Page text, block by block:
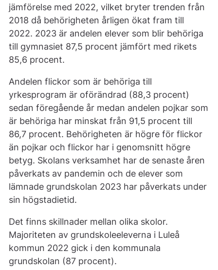
jämförelse med 2022, vilket bryter trenden från
2018 då behörigheten årligen ökat fram till
2022. 2023 är andelen elever som blir behöriga
till gymnasiet 87,5 procent jämfört med rikets
85,6 procent.
Andelen flickor som är behöriga till
yrkesprogram är oförändrad (88,3 procent)
sedan föregående år medan andelen pojkar som
är behöriga har minskat från 91,5 procent till
86,7 procent. Behörigheten är högre för flickor
än pojkar och flickor har i genomsnitt högre
betyg. Skolans verksamhet har de senaste åren
påverkats av pandemin och de elever som
lämnade grundskolan 2023 har påverkats under
sin högstadietid.
Det finns skillnader mellan olika skolor.
Majoriteten av grundskoleeleverna i Luleå
kommun 2022 gick i den kommunala
grundskolan (87 procent).